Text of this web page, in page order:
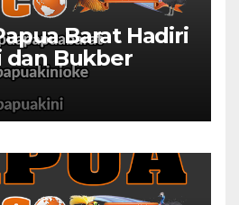
Barat Hadiri
dan Bukber
RI dan
IPDN